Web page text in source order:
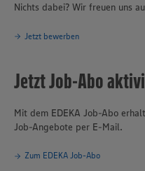
Nichts dabei? Wir freuen uns
Jetzt bewerben
Jetzt Job-Abo
Mit dem EDEKA Job-Abo
Job-Angebote per E-Mail.
Zum EDEKA Job-Abo